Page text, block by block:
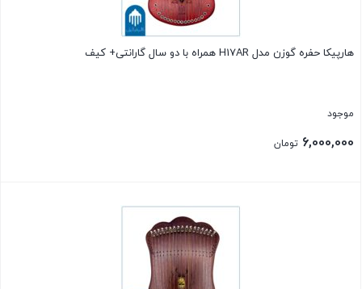
هارپیکا حفره گوزن مدل H17AR همراه با دو سال گارانتی+ کیف
موجود
6,000,000 تومان